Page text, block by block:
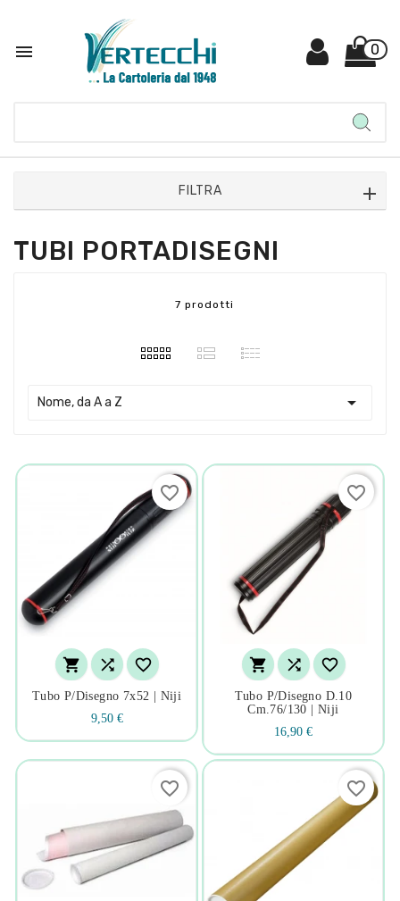
 0
FILTRA
TUBI PORTADISEGNI
7 prodotti
Nome, da A a Z 
  
Tubo P/disegno 7x52 | Niji
9,50 €
favorite_border
  
Tubo P/disegno D.10
Cm.76/130 | Niji
16,90 €
favorite_border
favorite_border favorite_border